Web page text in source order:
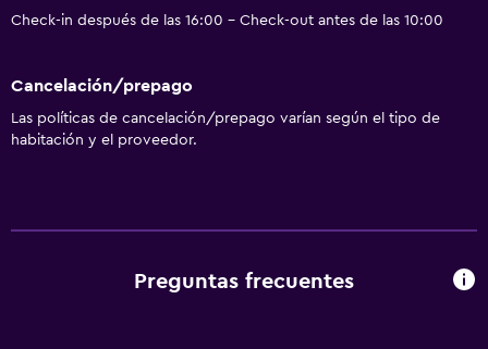
Check-in después de las 16:00 - Check-out antes de las 10:00
Cancelación/prepago
Las políticas de cancelación/prepago varían según el tipo de
habitación y el proveedor.
Preguntas frecuentes